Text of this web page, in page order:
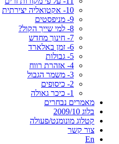
10- אקטואליה יצירתית
9- מניפסטים
8- למי שייך הקול?
7- חינוך מחדש
6- זמן באלארד
5- גבולות
4- אזהרת רווח
3- משמר הגבול
2- כיסופים
1- כיכר גאולה
מאמרים נבחרים
בלוג 2009/10
קטלוג מונומנט/פעולה
צור קשר
En